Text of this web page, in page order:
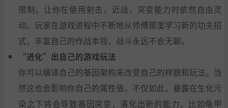
限制，让你在使用射击，近战，突变能力时依然自由灵
动。玩家在游戏进程中不断地从师傅那里学习新的功夫招
式，丰富自己的作战本领，战斗永远不会无聊。
“进化”出自己的游戏玩法
你可以编译自己的基因架构来改变自己的样貌和玩法。当
然这也会影响你自己的属性值，不仅如此，暴露在生化污
染之下将会导致基因突变，演化出新的能力，比如龟甲